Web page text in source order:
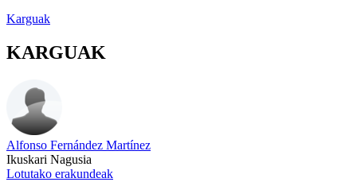
Karguak
KARGUAK
Alfonso Fernández Martínez
Ikuskari Nagusia
Lotutako erakundeak